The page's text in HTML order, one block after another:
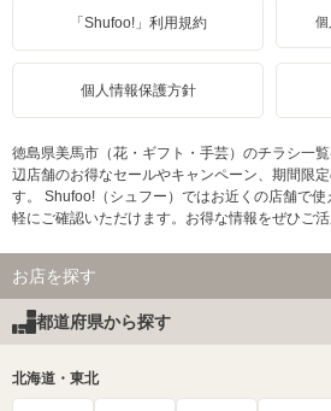
「Shufoo!」利用規約 個
個人情報保護方針
徳島県美馬市（花・ギフト・手芸）のチラシ一
辺店舗のお得なセールやキャンペーン、期間限
す。 Shufoo!（シュフー）ではお近くの店舗で
軽にご確認いただけます。お得な情報をぜひご活
お店を探す
都道府県から探す
北海道・東北